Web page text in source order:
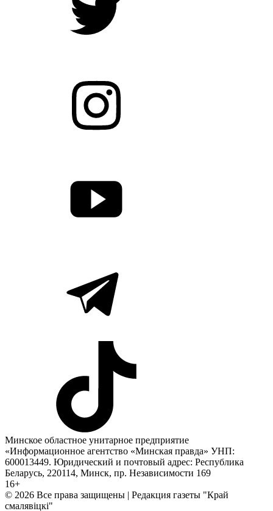
Минское областное унитарное предприятие
«Информационное агентство «Минская правда» УНП:
600013449. Юридический и почтовый адрес: Республика
Беларусь, 220114, Минск, пр. Независимости 169
16+
© 2026 Все права защищены | Редакция газеты "Край
смалявiцкi"